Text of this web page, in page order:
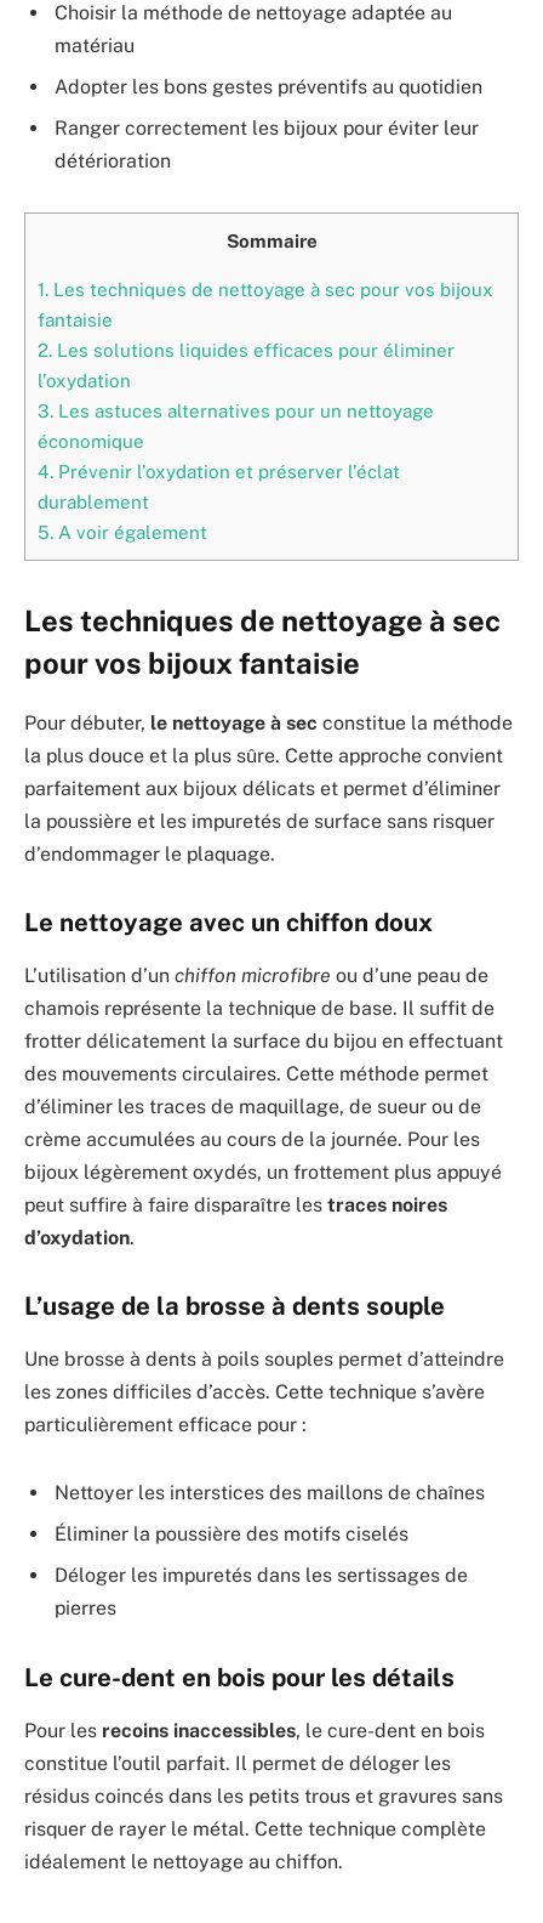
Choisir la méthode de nettoyage adaptée au
matériau
Adopter les bons gestes préventifs au quotidien
Ranger correctement les bijoux pour éviter leur
détérioration
Sommaire
1. Les techniques de nettoyage à sec pour vos bijoux
fantaisie
2. Les solutions liquides efficaces pour éliminer
l’oxydation
3. Les astuces alternatives pour un nettoyage
économique
4. Prévenir l’oxydation et préserver l’éclat
durablement
5. A voir également
Les techniques de nettoyage à sec
pour vos bijoux fantaisie
Pour débuter, le nettoyage à sec constitue la méthode
la plus douce et la plus sûre. Cette approche convient
parfaitement aux bijoux délicats et permet d’éliminer
la poussière et les impuretés de surface sans risquer
d’endommager le plaquage.
Le nettoyage avec un chiffon doux
L’utilisation d’un chiffon microfibre ou d’une peau de
chamois représente la technique de base. Il suffit de
frotter délicatement la surface du bijou en effectuant
des mouvements circulaires. Cette méthode permet
d’éliminer les traces de maquillage, de sueur ou de
crème accumulées au cours de la journée. Pour les
bijoux légèrement oxydés, un frottement plus appuyé
peut suffire à faire disparaître les traces noires
d’oxydation.
L’usage de la brosse à dents souple
Une brosse à dents à poils souples permet d’atteindre
les zones difficiles d’accès. Cette technique s’avère
particulièrement efficace pour :
Nettoyer les interstices des maillons de chaînes
Éliminer la poussière des motifs ciselés
Déloger les impuretés dans les sertissages de
pierres
Le cure-dent en bois pour les détails
Pour les recoins inaccessibles, le cure-dent en bois
constitue l’outil parfait. Il permet de déloger les
résidus coincés dans les petits trous et gravures sans
risquer de rayer le métal. Cette technique complète
idéalement le nettoyage au chiffon.